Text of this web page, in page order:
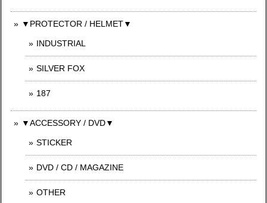
▼PROTECTOR / HELMET▼
INDUSTRIAL
SILVER FOX
187
▼ACCESSORY / DVD▼
STICKER
DVD / CD / MAGAZINE
OTHER